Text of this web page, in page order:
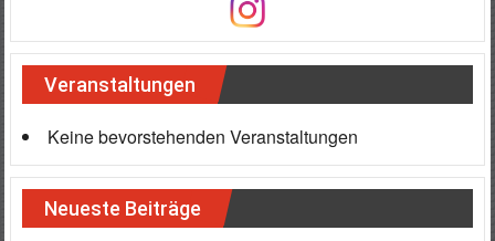
Veranstaltungen
Keine bevorstehenden Veranstaltungen
Neueste Beiträge